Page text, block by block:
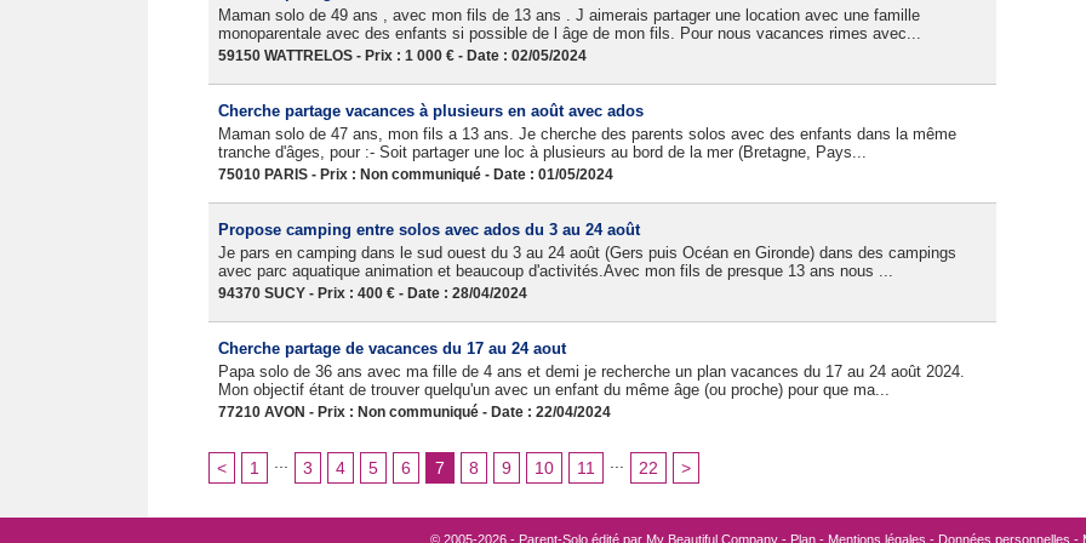
Maman solo de 49 ans , avec mon fils de 13 ans . J aimerais partager une location avec une famille
monoparentale avec des enfants si possible de l âge de mon fils. Pour nous vacances rimes avec...
59150 WATTRELOS - Prix : 1 000 € - Date : 02/05/2024
Cherche partage vacances à plusieurs en août avec ados
Maman solo de 47 ans, mon fils a 13 ans. Je cherche des parents solos avec des enfants dans la même
tranche d'âges, pour :- Soit partager une loc à plusieurs au bord de la mer (Bretagne, Pays...
75010 PARIS - Prix : Non communiqué - Date : 01/05/2024
Propose camping entre solos avec ados du 3 au 24 août
Je pars en camping dans le sud ouest du 3 au 24 août (Gers puis Océan en Gironde) dans des campings
avec parc aquatique animation et beaucoup d'activités.Avec mon fils de presque 13 ans nous ...
94370 SUCY - Prix : 400 € - Date : 28/04/2024
Cherche partage de vacances du 17 au 24 aout
Papa solo de 36 ans avec ma fille de 4 ans et demi je recherche un plan vacances du 17 au 24 août 2024.
Mon objectif étant de trouver quelqu'un avec un enfant du même âge (ou proche) pour que ma...
77210 AVON - Prix : Non communiqué - Date : 22/04/2024
< 1 3 4 5 6 7 8 9 10 11 22 >
© 2005-2026 - Parent-Solo édité par My Beautiful Company - Plan - Mentions légales - Données personnelles -